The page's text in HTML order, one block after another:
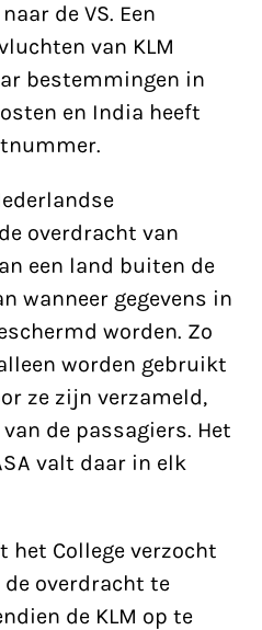
de VS. Een
van KLM
bestemmingen in
en India heeft
overdracht van
een land buiten de
wanneer gegevens in
worden. Zo
worden gebruikt
ze zijn verzameld,
de passagiers. Het
valt daar in elk
het College verzocht
de overdracht te
de KLM op te